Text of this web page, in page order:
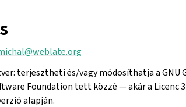
@weblate.org
terjesztheti és/vagy módosíthatja a
Foundation tett közzé — akár a Licenc
alapján.